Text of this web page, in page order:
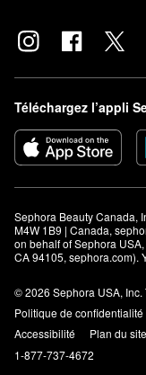
Téléchargez l’appli
Sephora Beauty Canada,
M4W 1B9 | Canada,
on behalf of Sephora
CA 94105, sephora.com).
© 2026 Sephora USA, Inc.
Politique de confidentialité
Accessibilité
Plan du site
1-877-737-4672